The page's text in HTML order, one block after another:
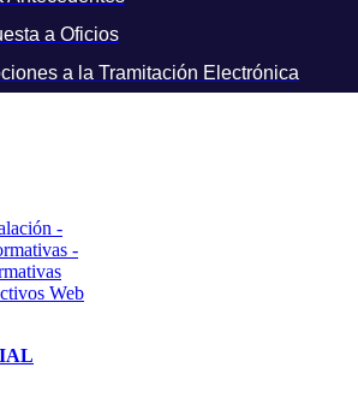
a Oficios
a la Tramitación Electrónica
-
-
Web